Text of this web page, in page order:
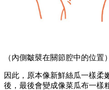
（內側皺襞在關節腔中的位置）
因此，原本像新鮮絲瓜一樣柔
後，最後會變成像菜瓜布一樣